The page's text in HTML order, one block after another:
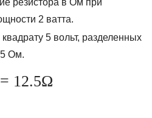
резистора в Ом при
2 ватта.
5 вольт, разделенных
Ом.
12.5Ω